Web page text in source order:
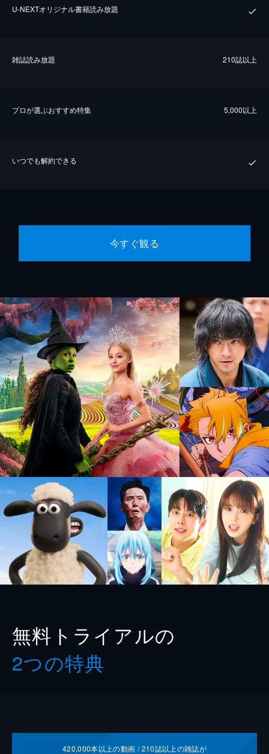
U-NEXTオリジナル書籍読み放題
雑誌読み放題 210誌以上
プロが選ぶおすすめ特集 5,000以上
いつでも解約できる
今すぐ観る
無料トライアルの
2つの特典
420,000本以上の動画 /210誌以上の雑誌が